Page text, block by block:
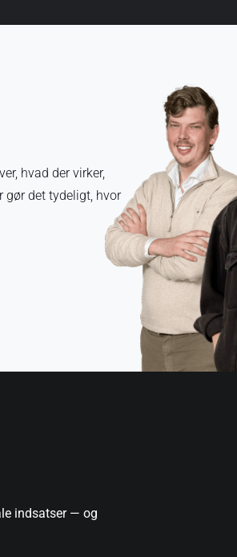
hvad der virker,
gør det tydeligt, hvor
indsatser — og